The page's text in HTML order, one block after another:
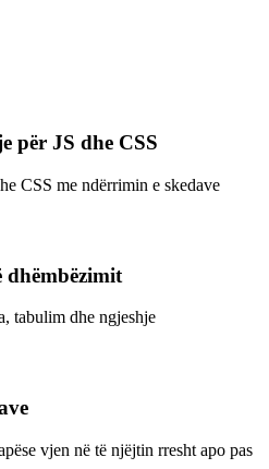
për JS dhe CSS
CSS me ndërrimin e skedave
dhëmbëzimit
tabulim dhe ngjeshje
vjen në të njëjtin rresht apo pas